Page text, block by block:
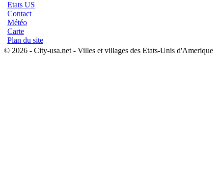
Etats US
Contact
Météo
Carte
Plan du site
© 2026 - City-usa.net - Villes et villages des Etats-Unis d'Amerique